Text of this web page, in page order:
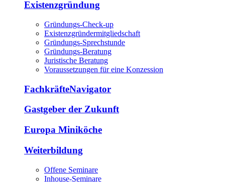
Existenzgründung
Gründungs-Check-up
Existenzgründermitgliedschaft
Gründungs-Sprechstunde
Gründungs-Beratung
Juristische Beratung
Voraussetzungen für eine Konzession
FachkräfteNavigator
Gastgeber der Zukunft
Europa Miniköche
Weiterbildung
Offene Seminare
Inhouse-Seminare